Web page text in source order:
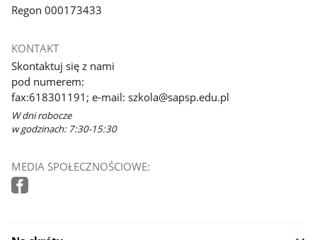
Regon 000173433
KONTAKT
Skontaktuj się z nami
pod numerem:
fax:618301191; e-mail: szkola@sapsp.edu.pl
W dni robocze
w godzinach: 7:30-15:30
MEDIA SPOŁECZNOŚCIOWE: